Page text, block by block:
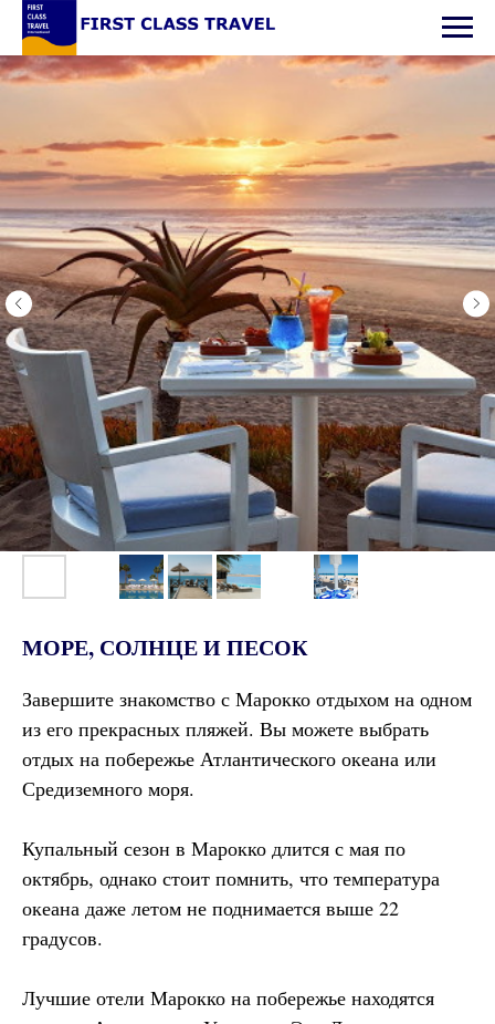
МОРЕ, СОЛНЦЕ И ПЕСОК
Завершите знакомство с Марокко отдыхом на одном
из его прекрасных пляжей. Вы можете выбрать
отдых на побережье Атлантического океана или
Средиземного моря.
Купальный сезон в Марокко длится с мая по
октябрь, однако стоит помнить, что температура
океана даже летом не поднимается выше 22
градусов.
Лучшие отели Марокко на побережье находятся